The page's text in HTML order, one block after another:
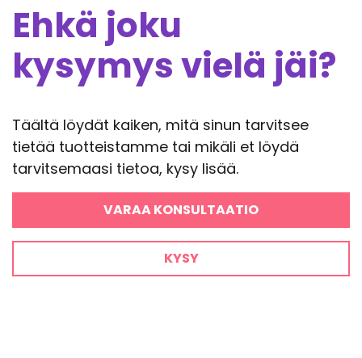
Ehkä joku
kysymys vielä jäi?
Täältä löydät kaiken, mitä sinun tarvitsee
tietää tuotteistamme tai mikäli et löydä
tarvitsemaasi tietoa, kysy lisää.
VARAA KONSULTAATIO
KYSY